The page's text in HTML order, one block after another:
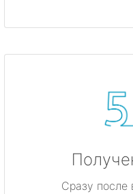
Сразу после